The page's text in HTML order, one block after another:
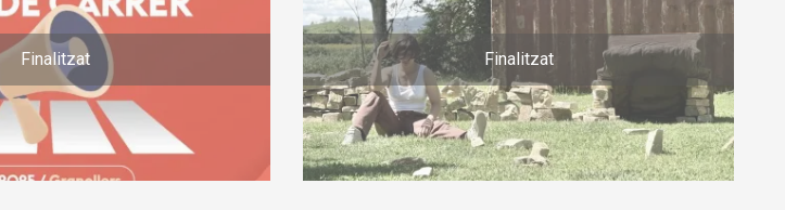
Finalitzat Finalitzat